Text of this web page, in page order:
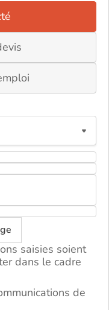
saisies soient
dans le cadre
de